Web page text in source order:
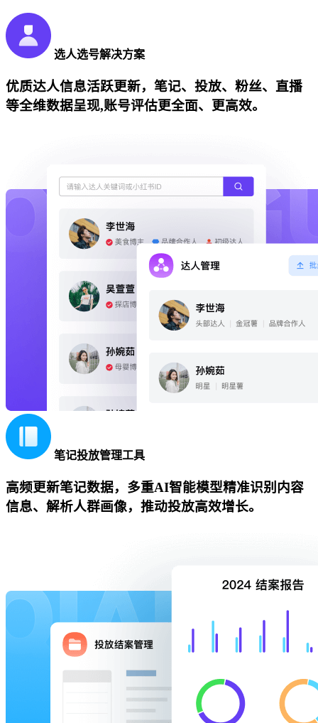
选人选号解决方案
优质达人信息活跃更新，笔记、投放、粉丝、直播
等全维数据呈现,账号评估更全面、更高效。
笔记投放管理工具
高频更新笔记数据，多重AI智能模型精准识别内容
信息、解析人群画像，推动投放高效增长。